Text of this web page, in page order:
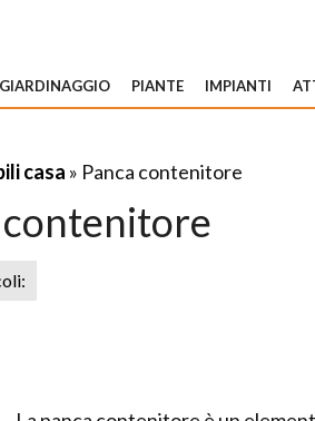
GIARDINAGGIO PIANTE IMPIANTI
casa » Panca contenitore
contenitore